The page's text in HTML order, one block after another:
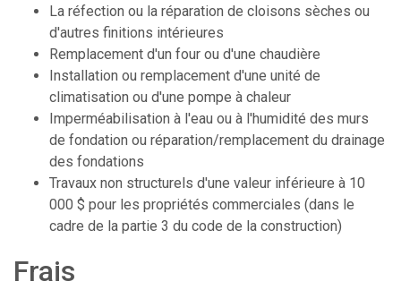
La réfection ou la réparation de cloisons sèches ou
d'autres finitions intérieures
Remplacement d'un four ou d'une chaudière
Installation ou remplacement d'une unité de
climatisation ou d'une pompe à chaleur
Imperméabilisation à l'eau ou à l'humidité des murs
de fondation ou réparation/remplacement du drainage
des fondations
Travaux non structurels d'une valeur inférieure à 10
000 $ pour les propriétés commerciales (dans le
cadre de la partie 3 du code de la construction)
Frais